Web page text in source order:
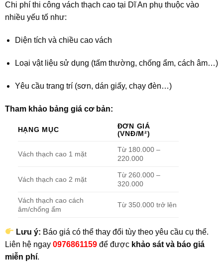
Chi phí thi công vách thạch cao tại Dĩ An phụ thuộc vào
nhiều yếu tố như:
Diện tích và chiều cao vách
Loại vật liệu sử dụng (tấm thường, chống ẩm, cách âm…)
Yêu cầu trang trí (sơn, dán giấy, chạy đèn…)
Tham khảo bảng giá cơ bản:
HẠNG MỤC
ĐƠN GIÁ
(VNĐ/M²)
Vách thạch cao 1 mặt
Từ 180.000 –
220.000
Vách thạch cao 2 mặt
Từ 260.000 –
320.000
Vách thạch cao cách
âm/chống ẩm
Từ 350.000 trở lên
Lưu ý: Báo giá có thể thay đổi tùy theo yêu cầu cụ thể.
Liên hệ ngay0976861159 để được khảo sát và báo giá
miễn phí.